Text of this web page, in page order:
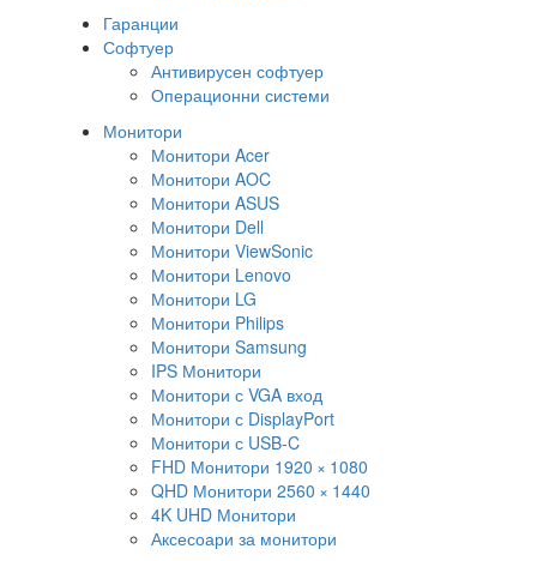
Гаранции
Софтуер
Антивирусен софтуер
Операционни системи
Монитори
Монитори Acer
Монитори AOC
Монитори ASUS
Монитори Dell
Монитори ViewSonic
Монитори Lenovo
Монитори LG
Монитори Philips
Монитори Samsung
IPS Монитори
Монитори с VGA вход
Монитори с DisplayPort
Монитори с USB-C
FHD Монитори 1920 × 1080
QHD Монитори 2560 × 1440
4K UHD Монитори
Аксесоари за монитори